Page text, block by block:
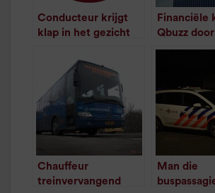
Conducteur krijgt
klap in het gezicht
Financiële
Qbuzz
/1
Chauffeur
treinvervangend
Man die